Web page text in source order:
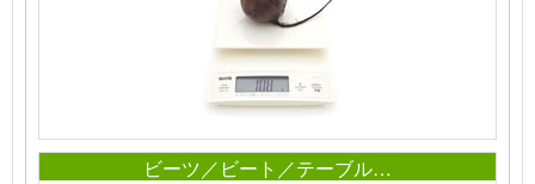
ビーツ／ビート／テーブル…